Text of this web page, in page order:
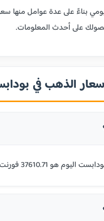
بناءً على عدة عوامل منها
على أحدث المعلومات.
الذهب في